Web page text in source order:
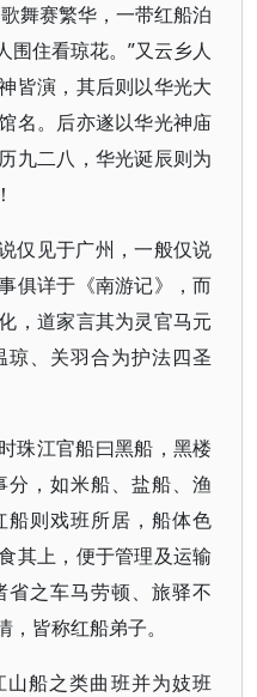
舞赛繁华，一带红船泊
围住看琼花。”又云乡人
皆演，其后则以华光大
名。后亦遂以华光神庙
九二八，华光诞辰则为
仅见于广州，一般仅说
俱详于《南游记》，而
，道家言其为灵官马元
、关羽合为护法四圣
珠江官船曰黑船，黑楼
，如米船、盐船、渔
则戏班所居，船体色
其上，便于管理及运输
之车马劳顿、旅驿不
皆称红船弟子。
船之类曲班并为妓班